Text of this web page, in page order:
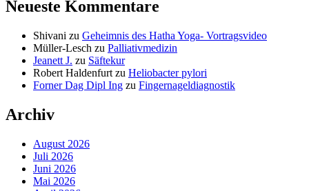
Neueste Kommentare
Shivani zu Geheimnis des Hatha Yoga- Vortragsvideo
Müller-Lesch zu Palliativmedizin
Jeanett J. zu Säftekur
Robert Haldenfurt zu Heliobacter pylori
Forner Dag Dipl Ing zu Fingernageldiagnostik
Archiv
August 2026
Juli 2026
Juni 2026
Mai 2026